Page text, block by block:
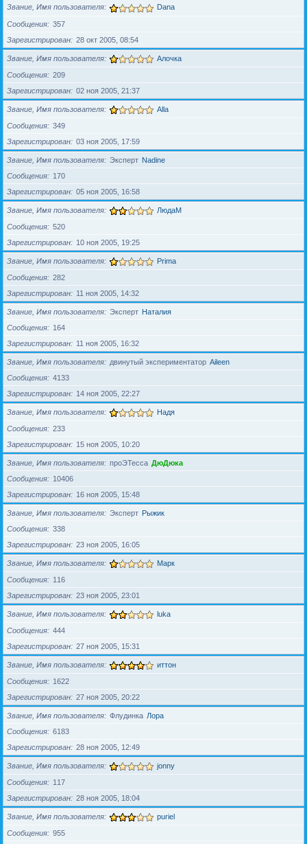
Звание, Имя пользователя Dana
Сообщения
357
Зарегистрирован
28 окт 2005, 08:54
Звание, Имя пользователя Алочка
Сообщения
209
Зарегистрирован
02 ноя 2005, 21:37
Звание, Имя пользователя Alla
Сообщения
349
Зарегистрирован
03 ноя 2005, 17:59
Звание, Имя пользователя Эксперт Nadine
Сообщения
170
Зарегистрирован
05 ноя 2005, 16:58
Звание, Имя пользователя ЛюдаМ
Сообщения
520
Зарегистрирован
10 ноя 2005, 19:25
Звание, Имя пользователя Prima
Сообщения
282
Зарегистрирован
11 ноя 2005, 14:32
Звание, Имя пользователя Эксперт Наталия
Сообщения
164
Зарегистрирован
11 ноя 2005, 16:32
Звание, Имя пользователя двинутый экспериментатор Aileen
Сообщения
4133
Зарегистрирован
14 ноя 2005, 22:27
Звание, Имя пользователя Надя
Сообщения
233
Зарегистрирован
15 ноя 2005, 10:20
Звание, Имя пользователя проЭТесса ДюДюка
Сообщения
10406
Зарегистрирован
16 ноя 2005, 15:48
Звание, Имя пользователя Эксперт Рыжик
Сообщения
338
Зарегистрирован
23 ноя 2005, 16:05
Звание, Имя пользователя Марк
Сообщения
116
Зарегистрирован
23 ноя 2005, 23:01
Звание, Имя пользователя luka
Сообщения
444
Зарегистрирован
27 ноя 2005, 15:31
Звание, Имя пользователя иттон
Сообщения
1622
Зарегистрирован
27 ноя 2005, 20:22
Звание, Имя пользователя Флудинка Лора
Сообщения
6183
Зарегистрирован
28 ноя 2005, 12:49
Звание, Имя пользователя jonny
Сообщения
117
Зарегистрирован
28 ноя 2005, 18:04
Звание, Имя пользователя puriel
Сообщения
955